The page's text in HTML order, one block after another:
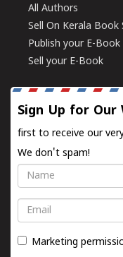
All Authors
Sell On Kerala Book
Publish your E-Book
Sell your E-Book
Sign Up for
first to receive our
We don't spam!
Name
Email
Marketing